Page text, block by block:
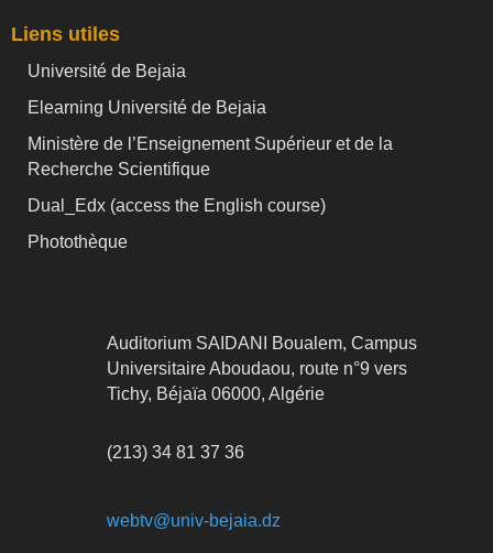
Liens utiles
Université de Bejaia
Elearning Université de Bejaia
Ministère de l’Enseignement Supérieur et de la
Recherche Scientifique
Dual_Edx (access the English course)
Photothèque
Auditorium SAIDANI Boualem, Campus
Universitaire Aboudaou, route n°9 vers
Tichy, Béjaïa 06000, Algérie
(213) 34 81 37 36
webtv@univ-bejaia.dz